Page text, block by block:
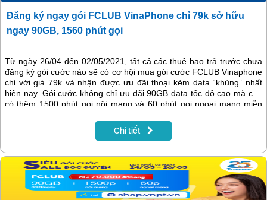
Đăng ký ngay gói FCLUB VinaPhone chỉ 79k sở hữu
ngay 90GB, 1560 phút gọi
Từ ngày 26/04 đến 02/05/2021, tất cả các thuê bao trả trước chưa
đăng ký gói cước nào sẽ có cơ hội mua gói cước FCLUB Vinaphone
chỉ với giá 79k và nhận được ưu đãi thoại kèm data “khủng” nhất
hiện nay. Gói cước không chỉ ưu đãi 90GB data tốc độ cao mà còn
có thêm 1500 phút gọi nội mạng và 60 phút gọi ngoại mạng miễn
Chi tiết